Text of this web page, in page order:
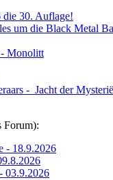
die 30. Auflage!
um die Black Metal
Monolitt
- Jacht der
Forum):
- 18.9.2026
03.9.2026